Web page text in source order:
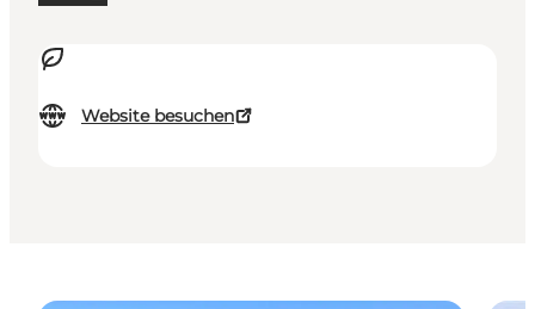
Website besuchen